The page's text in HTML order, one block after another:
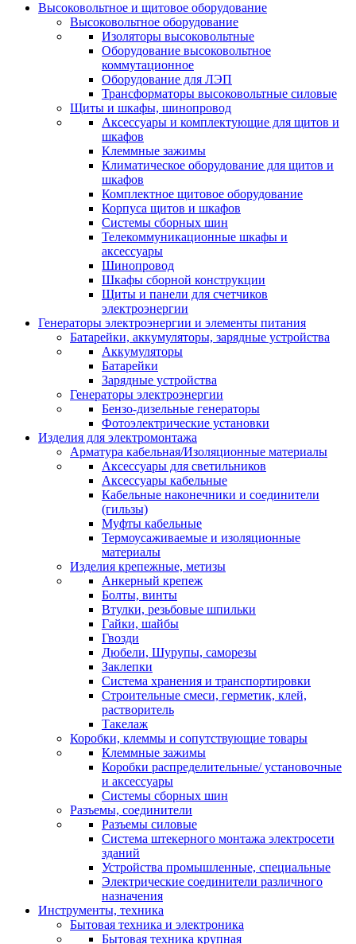
Высоковольтное и щитовое оборудование
Высоковольтное оборудование
Изоляторы высоковольтные
Оборудование высоковольтное
коммутационное
Оборудование для ЛЭП
Трансформаторы высоковольтные силовые
Щиты и шкафы, шинопровод
Аксессуары и комплектующие для щитов и
шкафов
Клеммные зажимы
Климатическое оборудование для щитов и
шкафов
Комплектное щитовое оборудование
Корпуса щитов и шкафов
Системы сборных шин
Телекоммуникационные шкафы и
аксессуары
Шинопровод
Шкафы сборной конструкции
Щиты и панели для счетчиков
электроэнергии
Генераторы электроэнергии и элементы питания
Батарейки, аккумуляторы, зарядные устройства
Аккумуляторы
Батарейки
Зарядные устройства
Генераторы электроэнергии
Бензо-дизельные генераторы
Фотоэлектрические установки
Изделия для электромонтажа
Арматура кабельная/Изоляционные материалы
Аксессуары для светильников
Аксессуары кабельные
Кабельные наконечники и соединители
(гильзы)
Муфты кабельные
Термоусаживаемые и изоляционные
материалы
Изделия крепежные, метизы
Анкерный крепеж
Болты, винты
Втулки, резьбовые шпильки
Гайки, шайбы
Гвозди
Дюбели, Шурупы, саморезы
Заклепки
Система хранения и транспортировки
Строительные смеси, герметик, клей,
растворитель
Такелаж
Коробки, клеммы и сопутствующие товары
Клеммные зажимы
Коробки распределительные/ установочные
и аксессуары
Системы сборных шин
Разъемы, соединители
Разъемы силовые
Система штекерного монтажа электросети
зданий
Устройства промышленные, специальные
Электрические соединители различного
назначения
Инструменты, техника
Бытовая техника и электроника
Бытовая техника крупная